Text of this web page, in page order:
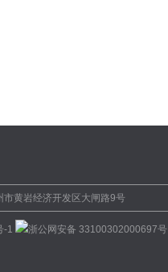
黄岩经济开发区大闸路9号
-1 浙公网安备 33100302000697号